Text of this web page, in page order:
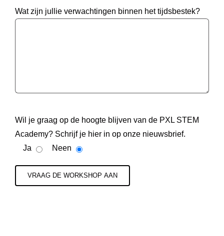
Wat zijn jullie verwachtingen binnen het tijdsbestek?
Wil je graag op de hoogte blijven van de PXL STEM
Academy? Schrijf je hier in op onze nieuwsbrief.
Ja
Neen